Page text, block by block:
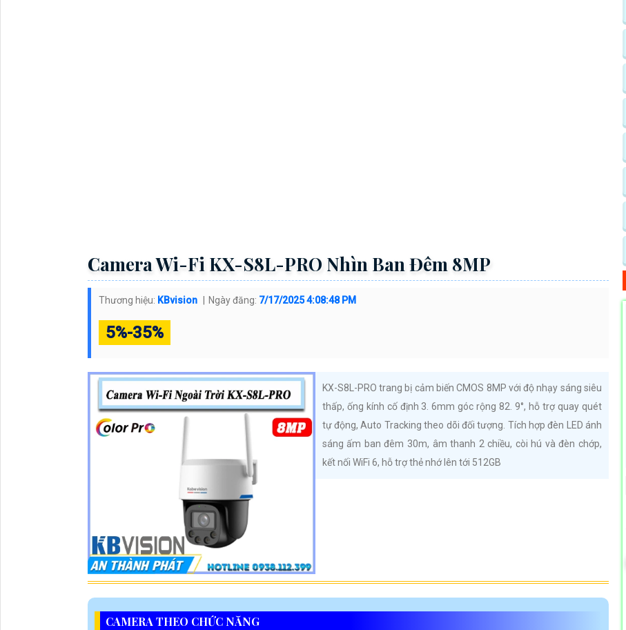
Camera Wi-Fi KX-S8L-PRO Nhìn Ban Đêm 8MP
Thương hiệu: KBvision Ngày đăng: 7/17/2025 4:08:48 PM
5%-35%
KX-S8L-PRO trang bị cảm biến CMOS 8MP với độ nhạy sáng siêu
thấp, ống kính cố định 3. 6mm góc rộng 82. 9°, hỗ trợ quay quét
tự động, Auto Tracking theo dõi đối tượng. Tích hợp đèn LED ánh
sáng ấm ban đêm 30m, âm thanh 2 chiều, còi hú và đèn chớp,
kết nối WiFi 6, hỗ trợ thẻ nhớ lên tới 512GB
CAMERA THEO CHỨC NĂNG